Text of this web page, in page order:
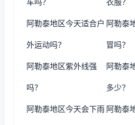
车吗？ 衣服？
阿勒泰地区今天适合户
外运动吗？
阿勒泰
冒吗？
阿勒泰地区紫外线强
吗？
阿勒泰
多少？
阿勒泰地区今天会下雨 阿勒泰